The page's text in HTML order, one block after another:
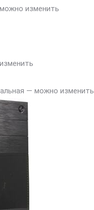
изменить
— можно изменить